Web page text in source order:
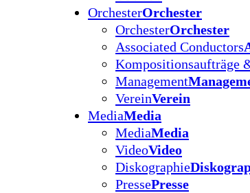
OrchesterOrchester
OrchesterOrchester
Associated Conductors
Kompositionsaufträge
Management
VereinVerein
MediaMedia
MediaMedia
VideoVideo
Diskographie
PressePresse